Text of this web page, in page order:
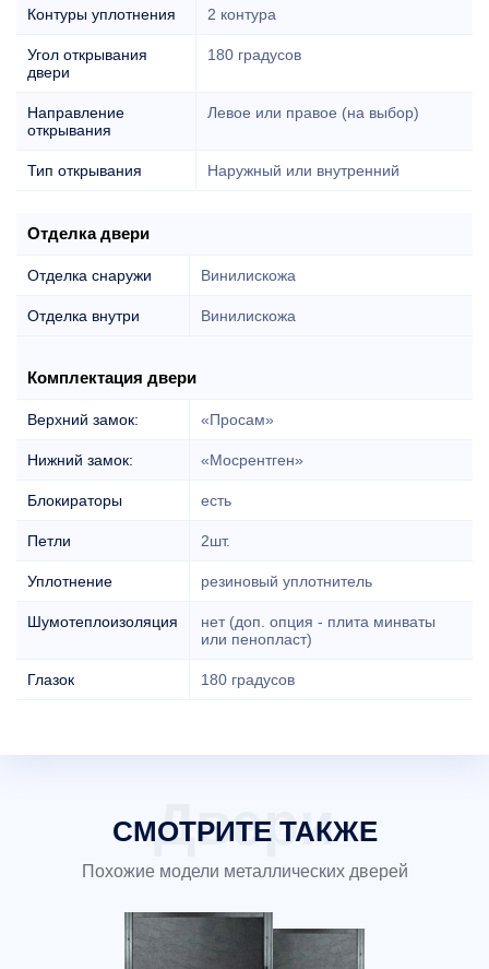
Контуры уплотнения 2 контура
Угол открывания
двери
180 градусов
Направление
открывания
Левое или правое (на выбор)
Тип открывания Наружный или внутренний
Отделка двери
Отделка снаружи Винилискожа
Отделка внутри Винилискожа
Комплектация двери
Верхний замок: «Просам»
Нижний замок: «Мосрентген»
Блокираторы есть
Петли 2шт.
Уплотнение резиновый уплотнитель
Шумотеплоизоляция
нет (доп. опция - плита минваты
или пенопласт)
Глазок 180 градусов
СМОТРИТЕ ТАКЖЕ
Похожие модели металлических дверей